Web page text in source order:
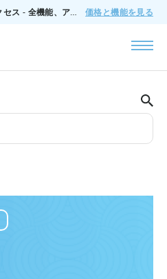
🔥月額$200でTenjinにフルアクセス - 全機能、アドオンなし、いつでもキャンセル可能。 価格と機能を見る